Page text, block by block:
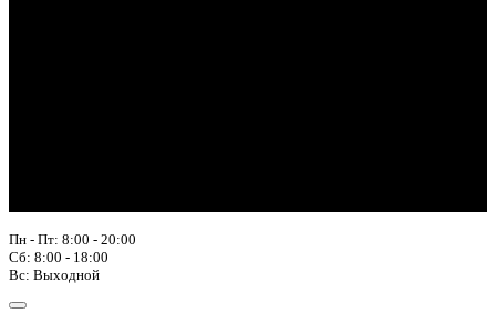
Пн - Пт: 8:00 - 20:00
Сб: 8:00 - 18:00
Вс: Выходной